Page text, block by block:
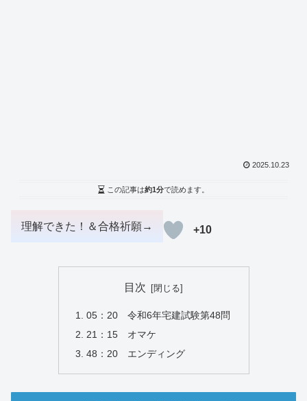
2025.10.23
この記事は約1分で読めます。
+10
目次
05：20 令和6年宅建試験第48問
21：15 オマケ
48：20 エンディング